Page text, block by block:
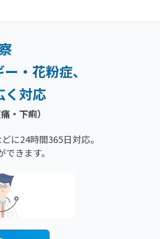
・花粉症、
く対応
・下痢）
に24時間365日対応。
きます。